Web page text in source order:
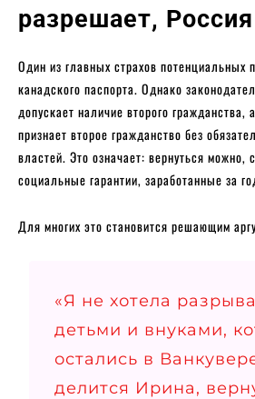
разрешает,
Один из главных страхов
канадского паспорта. Однако
допускает наличие второго гражданства,
признает второе гражданство без
властей. Это означает: вернуться можно,
социальные гарантии, заработанные за
Для многих это становится решающим
«Я не хотела
детьми и внуками,
остались в
делится Ирина,